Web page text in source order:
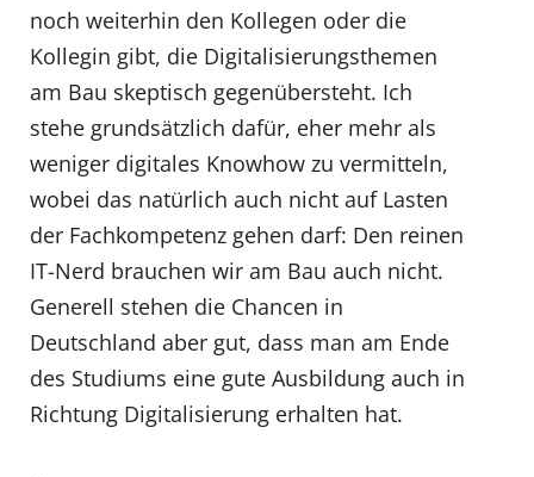
noch weiterhin den Kollegen oder die
Kollegin gibt, die Digitalisierungsthemen
am Bau skeptisch gegenübersteht. Ich
stehe grundsätzlich dafür, eher mehr als
weniger digitales Knowhow zu vermitteln,
wobei das natürlich auch nicht auf Lasten
der Fachkompetenz gehen darf: Den reinen
IT-Nerd brauchen wir am Bau auch nicht.
Generell stehen die Chancen in
Deutschland aber gut, dass man am Ende
des Studiums eine gute Ausbildung auch in
Richtung Digitalisierung erhalten hat.